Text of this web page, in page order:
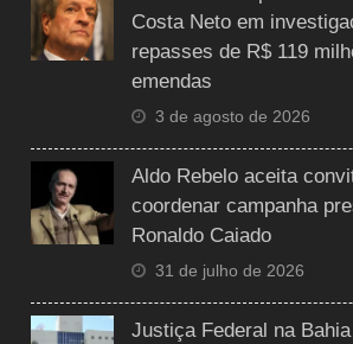
Costa Neto em
repasses de R$ 119
emendas
3 de agosto de 2026
Aldo Rebelo aceita
coordenar campanha
Ronaldo Caiado
31 de julho de 2026
Justiça Federal na